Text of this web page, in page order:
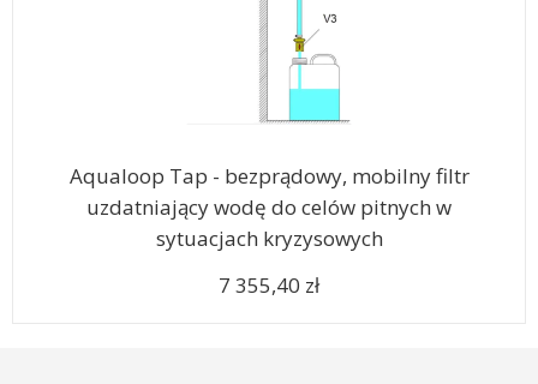
Aqualoop Tap - bezprądowy, mobilny filtr
uzdatniający wodę do celów pitnych w
sytuacjach kryzysowych
7 355,40 zł